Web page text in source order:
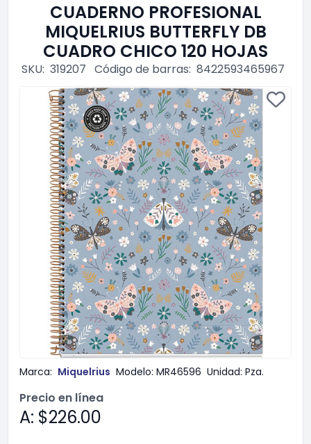
CUADERNO PROFESIONAL
MIQUELRIUS BUTTERFLY DB
CUADRO CHICO 120 HOJAS
SKU: 319207 Código de barras: 8422593465967
Marca: Miquelrius Modelo: MR46596 Unidad: Pza.
Precio en línea
A: $226.00